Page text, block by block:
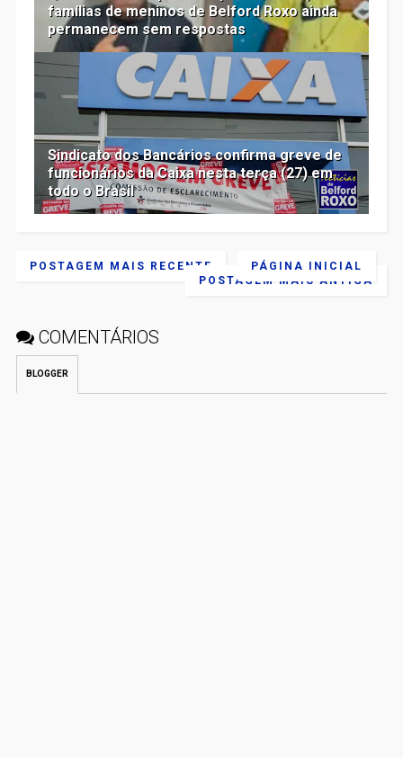
famílias de meninos de Belford Roxo ainda
permanecem sem respostas
Sindicato dos Bancários confirma greve de
funcionários da Caixa nesta terça (27) em
todo o Brasil
POSTAGEM MAIS RECENTE
POSTAGEM MAIS ANTIGA
PÁGINA INICIAL
COMENTÁRIOS
BLOGGER